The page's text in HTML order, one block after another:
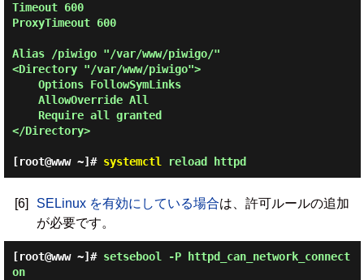
Timeout 600
ProxyTimeout 600
Alias /piwigo "/var/www/piwigo/"
<Directory "/var/www/piwigo">
</Directory>
[root@www ~]# systemctl reload httpd
[6] SELinux を有効にしている場合は、許可ルールの追加
が必要です。
[root@www ~]# setsebool -P httpd_can_network_connect
on